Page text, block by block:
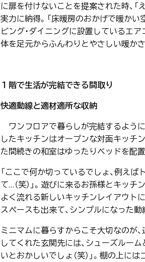
に扉を付けないことを提案された時、
実力に納得。「床暖房のおかげで暖かい
ビング・ダイニングに設置しているエ
体を足元からふんわりとやさしい暖か
１階で生活が完結できる間取り
快適動線と適材適所な収納
ワンフロアで暮らしが完結するよう
したキッチンはオープンな対面キッチ
た間続きの和室はゆったりベッドを配
「ここで何か切っているでしょ、例えば
て…（笑）」。遊びに来るお孫様とキッ
よく流れる新しいキッチンレイアウト
スペースも出来て、シンプルになった動
ミニマムに暮らすからこそ大切なのが
してくれた玄関先には、シューズルー
いとおかしいでしょ（笑）」。棚の上